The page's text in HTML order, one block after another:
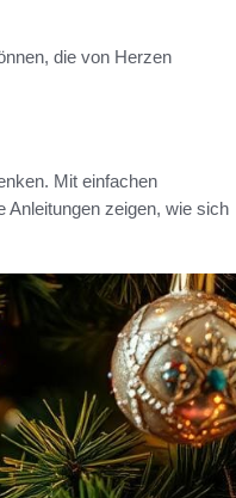
die von Herzen
Mit einfachen
Anleitungen zeigen, wie sich